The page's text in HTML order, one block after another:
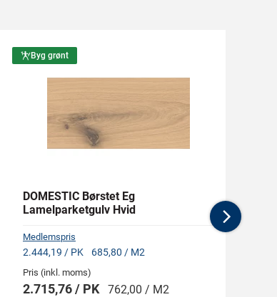
Byg grønt
DOMESTIC Børstet Eg
Lamelparketgulv Hvid
Medlemspris
2.444,19 / PK 685,80 / M2
Pris (inkl. moms)
2.715,76 / PK 762,00 / M2
Next